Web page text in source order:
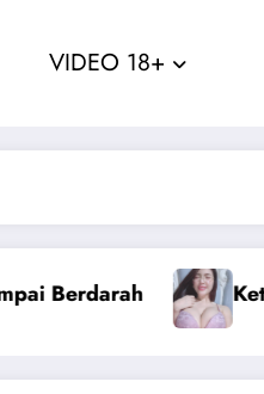
VIDEO 18+
Sange Berat Aku